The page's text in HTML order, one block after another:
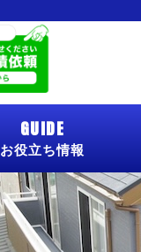
GUIDE
お役立ち情報